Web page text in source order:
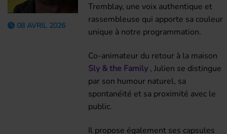
08 AVRIL 2026
Tremblay, une voix authentique et
rassembleuse qui apporte sa couleur
unique à notre programmation.
Co-animateur du retour à la maison
Sly & the Family , Julien se distingue
par son humour naturel, sa
spontanéité et sa proximité avec le
public.
Il propose également ses capsules